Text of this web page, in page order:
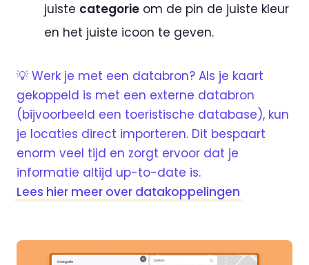
juiste categorie om de pin de juiste kleur
en het juiste icoon te geven.
💡 Werk je met een databron? Als je kaart
gekoppeld is met een externe databron
(bijvoorbeeld een toeristische database), kun
je locaties direct importeren. Dit bespaart
enorm veel tijd en zorgt ervoor dat je
informatie altijd up-to-date is.
Lees hier meer over datakoppelingen